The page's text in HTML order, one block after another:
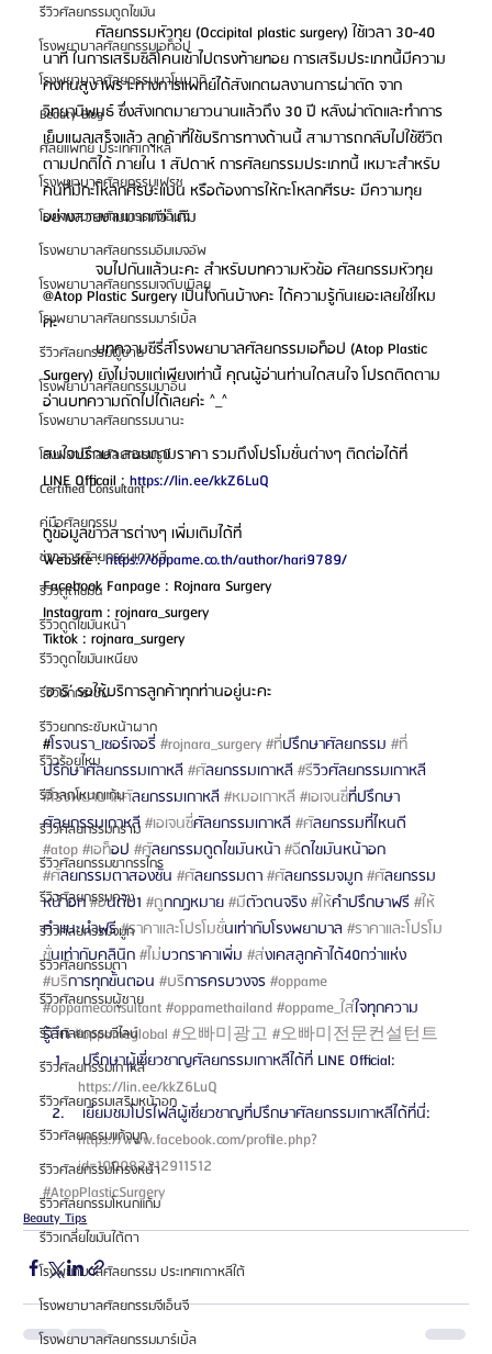
รีวิวศัลยกรรมดูดไขมัน
โรงพยาบาลศัลยกรรมเอท็อป
โรงพยาบาลศัลยกรรมบาโนบากิ
Beauty Blog
ศัลยแพทย์ ประเทศเกาหลี
โรงพยาบาลศัลยกรรมเฟรช
โรงพยาบาลศัลยกรรมจีเอ็นจี
โรงพยาบาลศัลยกรรมอิมเมจอัพ
โรงพยาบาลศัลยกรรมเจดับเบิลยู
โรงพยาบาลศัลยกรรมมาร์เบิ้ล
รีวิวศัลยกรรมผู้ชาย
โรงพยาบาลศัลยกรรมมาอิน
โรงพยาบาลศัลยกรรมนานะ
โรงพยาบาลศัลยกรรมรูบี
Certified Consultant
คู่มือศัลยกรรม
ข่าวสารศัลยกรรมเกาหลี
รีวิวดูดไขมัน
รีวิวดูดไขมันหน้า
รีวิวดูดไขมันเหนียง
รีวิวยกกระชับ
รีวิวยกกระชับหน้าผาก
รีวิวร้อยไหม
รีวิวลดโหนกแก้ม
รีวิวศัลยกรรมกราม
รีวิวศัลยกรรมขากรรไกร
รีวิวศัลยกรรมคาง
รีวิวศัลยกรรมจมูก
รีวิวศัลยกรรมตา
รีวิวศัลยกรรมผู้ชาย
รีวิวศัลยกรรมวีไลน์
รีวิวศัลยกรรมเกาหลี
รีวิวศัลยกรรมเสริมหน้าอก
รีวิวศัลยกรรมแก้จมูก
รีวิวศัลยกรรมโครงหน้า
รีวิวศัลยกรรมโหนกแก้ม
รีวิวเกลี่ยไขมันใต้ตา
โรงพยาบาลศัลยกรรม ประเทศเกาหลีใต้
โรงพยาบาลศัลยกรรมจีเอ็นจี
โรงพยาบาลศัลยกรรมมาร์เบิ้ล
ศัลยกรรมหัวทุย (Occipital plastic surgery) ใช้เวลา 30-40
นาที ในการเสริมซิลิโคนเข้าไปตรงท้ายทอย การเสริมประเภทนี้มีความ
คงทนสูง เพราะทางการแพทย์ได้สังเกตผลงานการผ่าตัด จาก
วิทยานิพนธ์ ซึ่งสังเกตมายาวนานแล้วถึง 30 ปี หลังผ่าตัดและทำการ
เย็บแผลเสร็จแล้ว ลูกค้าที่ใช้บริการทางด้านนี้ สามาารถกลับไปใช้ชีวิต
ตามปกติได้ ภายใน 1 สัปดาห์ การศัลยกรรมประเภทนี้ เหมาะสำหรับ
คนที่มีกะโหลกศีรษะแบน หรือต้องการให้กะโหลกศีรษะ มีความทุย
อย่างสวยงามมากกว่าเดิม
จบไปกันแล้วนะคะ สำหรับบทความหัวข้อ ศัลยกรรมหัวทุย
@Atop Plastic Surgery เป็นไงกันบ้างคะ ได้ความรู้กันเยอะเลยใช่ไหม
คะ
บทความซีรี่ส์โรงพยาบาลศัลยกรรมเอท็อป (Atop Plastic
Surgery) ยังไม่จบแต่เพียงเท่านี้ คุณผู้อ่านท่านใดสนใจ โปรดติดตาม
อ่านบทความถัดไปได้เลยค่ะ ^_^
สนใจปรึกษา สอบถามราคา รวมถึงโปรโมชั่นต่างๆ ติดต่อได้ที่
LINE Officail : https://lin.ee/kkZ6LuQ
ดูข้อมูลข่าวสารต่างๆ เพิ่มเติมได้ที่
Website : https://oppame.co.th/author/hari9789/
Facebook Fanpage : Rojnara Surgery
Instagram : rojnara_surgery
Tiktok : rojnara_surgery
‘ฮาริ’ รอให้บริการลูกค้าทุกท่านอยู่นะคะ
#โรจนรา_เซอร์เจอรี่ #rojnara_surgery#ที่ปรึกษาศัลยกรรม #ท
ปรึกษาศัลยกรรมเกาหลี #ศัลยกรรมเกาหลี #รีวิวศัลยกรรมเกาหลี
#โรงพยาบาลศัลยกรรมเกาหลี #หมอเกาหล ี #เอเจนซี่ที่ปรึกษา
ศัลยกรรมเกาหลี #เอเจนซี่ศัลยกรรมเกาหลี #ศัลยกรรมที่ไหนดี
#atop#เอท็อป #ศัลยกรรมดูดไขมันหน้า #ฉีดไขมันหน้าอก
#ศัลยกรรมตาสองชั้น #ศัลยกรรมตา #ศัลยกรรมจมูก #ศัลยกรรม
หน้าอก #อันดับ1 #ถูกกฎหมาย #มีตัวตนจริง #ให้คำปรึกษาฟรี #ให
คำแนะนำฟรี #ราคาและโปรโมชั่นเท่ากับโรงพยาบาล #ราคาและโปรโม
ชั่นเท่ากับคลินิก #ไม่บวกราคาเพิ่ม #ส่งเคสลูกค้าได้40กว่าแห่ง
#บริการทุกขั้นตอน #บริการครบวงจร #oppame
#oppameconsultant#oppamethailand#oppame_ใส่ใจทุกความ
รู้สึก #oppameglobal #오빠미광고 #오빠미전문컨설턴트
ปรึกษาผู้เชี่ยวชาญศัลยกรรมเกาหลีได้ที่ LINE Official:
https://lin.ee/kkZ6LuQ
เยี่ยมชมโปรไฟล์ผู้เชี่ยวชาญที่ปรึกษาศัลยกรรมเกาหลีได้ที่นี่:
https://www.facebook.com/profile.php?
id=100082212911512
#AtopPlasticSurgery
Beauty Tips